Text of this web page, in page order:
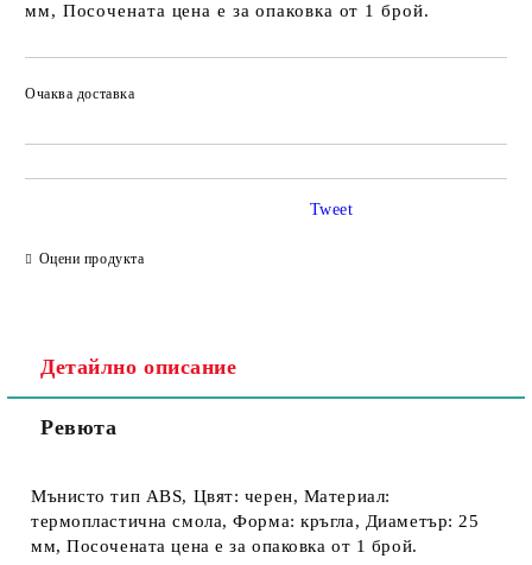
мм, Посочената цена е за опаковка от 1 брой.
Очаква доставка
Оцени продукта
Tweet
Детайлно описание
Ревюта
Мънисто тип ABS, Цвят: черен, Материал:
термопластична смола, Форма: кръгла, Диаметър: 25
мм, Посочената цена е за опаковка от 1 брой.